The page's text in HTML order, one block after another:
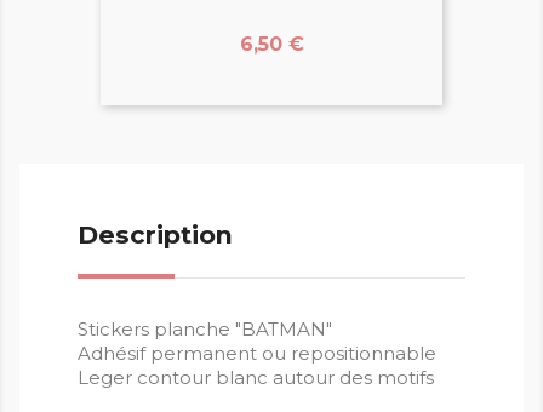
Prix
6,50 €
Description
Stickers planche "BATMAN"
Adhésif permanent ou repositionnable
Leger contour blanc autour des motifs